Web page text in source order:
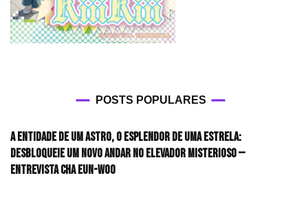
POSTS POPULARES
A entidade de um astro, o esplendor de uma estrela:
desbloqueie um novo andar no elevador misterioso —
Entrevista CHA EUN-WOO